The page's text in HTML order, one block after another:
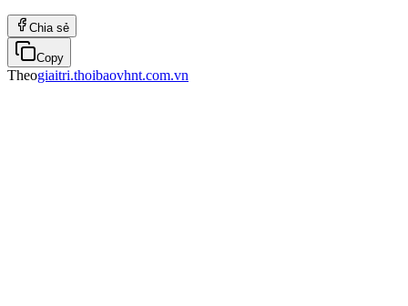
Chia sẻ
Copy
Theogiaitri.thoibaovhnt.com.vn